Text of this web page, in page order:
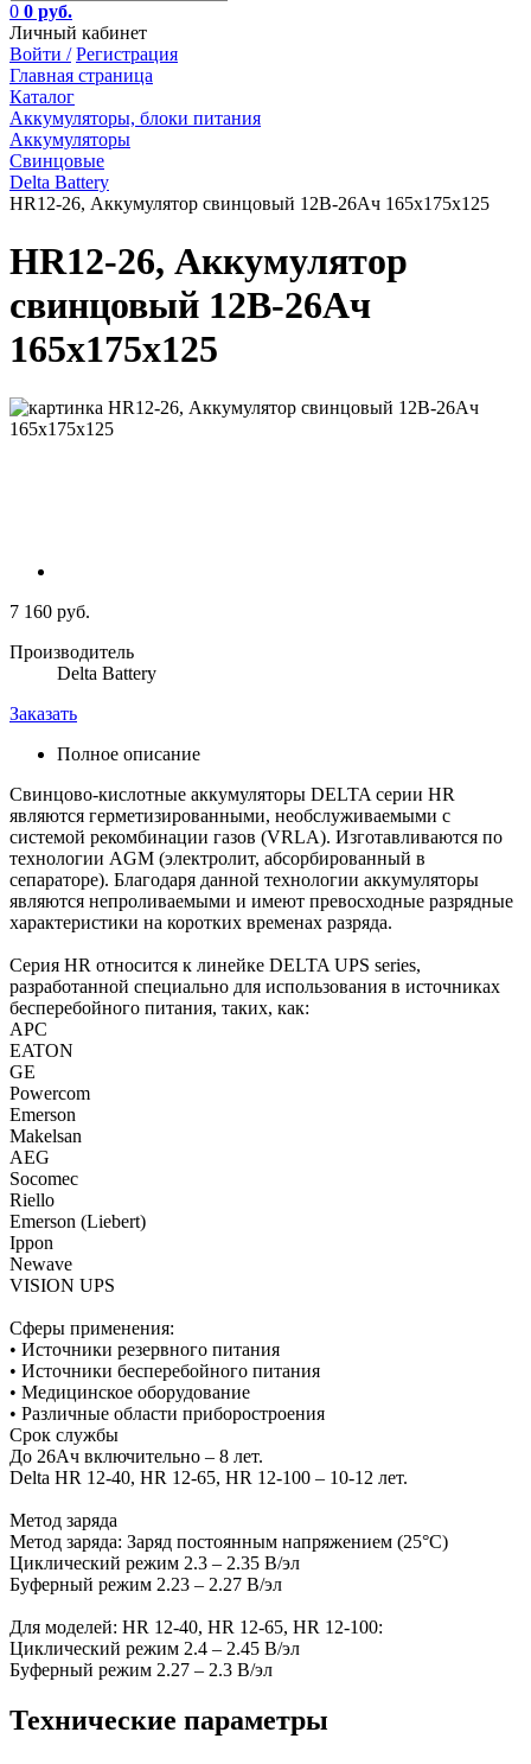
0 0 руб.
Личный кабинет
Войти / Регистрация
Главная страница
Каталог
Аккумуляторы, блоки питания
Аккумуляторы
Свинцовые
Delta Battery
HR12-26, Аккумулятор свинцовый 12B-26Ач 165х175х125
HR12-26, Аккумулятор
свинцовый 12B-26Ач
165х175х125
7 160 руб.
Производитель
Delta Battery
Заказать
Полное описание
Свинцово-кислотные аккумуляторы DELTA серии HR
являются герметизированными, необслуживаемыми с
системой рекомбинации газов (VRLA). Изготавливаются по
технологии AGM (электролит, абсорбированный в
сепараторе). Благодаря данной технологии аккумуляторы
являются непроливаемыми и имеют превосходные разрядные
характеристики на коротких временах разряда.
Серия HR относится к линейке DELTA UPS series,
разработанной специально для использования в источниках
бесперебойного питания, таких, как:
APC
EATON
GE
Powercom
Emerson
Makelsan
AEG
Socomec
Riello
Emerson (Liebert)
Ippon
Newave
VISION UPS
Сферы применения:
• Источники резервного питания
• Источники бесперебойного питания
• Медицинское оборудование
• Различные области приборостроения
Срок службы
До 26Ач включительно – 8 лет.
Delta HR 12-40, HR 12-65, HR 12-100 – 10-12 лет.
Метод заряда
Метод заряда: Заряд постоянным напряжением (25°С)
Циклический режим 2.3 – 2.35 В/эл
Буферный режим 2.23 – 2.27 В/эл
Для моделей: HR 12-40, HR 12-65, HR 12-100:
Циклический режим 2.4 – 2.45 В/эл
Буферный режим 2.27 – 2.3 В/эл
Технические параметры